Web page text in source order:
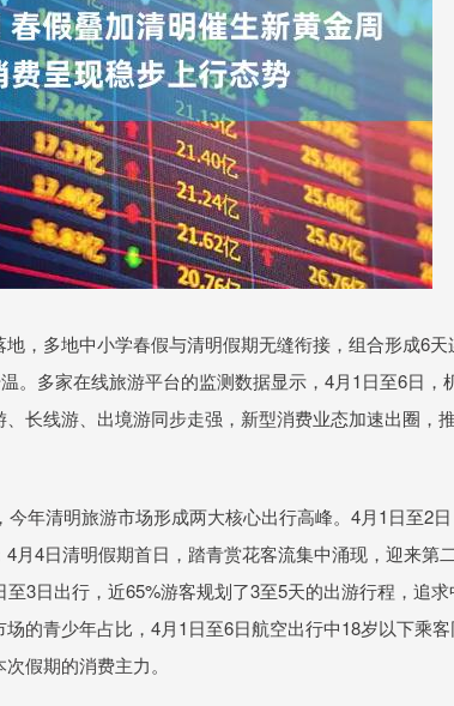
多地中小学春假与清明假期无缝衔接，组合形成6天
。多家在线旅游平台的监测数据显示，4月1日至6日，
长线游、出境游同步走强，新型消费业态加速出圈，
年清明旅游市场形成两大核心出行高峰。4月1日至2
月4日清明假期首日，踏青赏花客流集中涌现，迎来第
3日出行，近65%游客规划了3至5天的出游行程，追求
的青少年占比，4月1日至6日航空出行中18岁以下乘
假期的消费主力。